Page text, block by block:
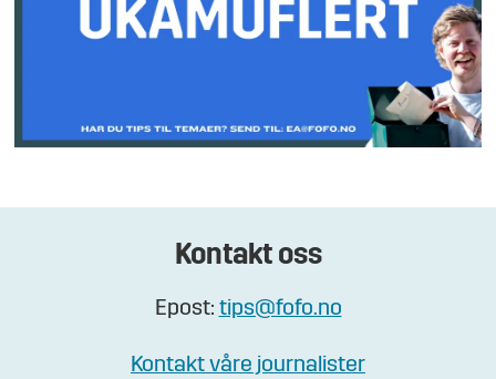
Kontakt oss
Epost: tips@fofo.no
Kontakt våre journalister